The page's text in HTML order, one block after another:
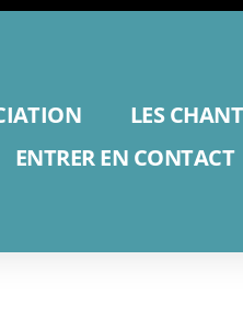
LES
ENTRER EN CONTACT